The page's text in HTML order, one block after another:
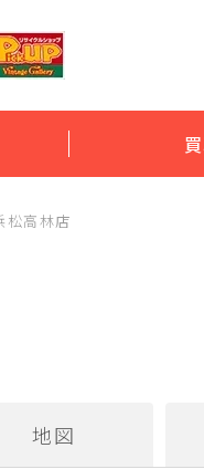
松高林店
地図